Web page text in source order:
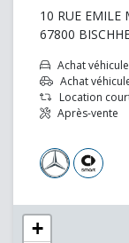
10 RUE EMILE
67800
Achat
Achat
Location
Après-vente
+